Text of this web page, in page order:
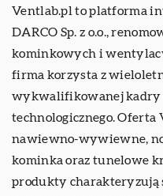
Ventlab.pl to platforma
DARCO Sp. z o.o.,
kominkowych i
firma korzysta z
wykwalifikowanej kadry
technologicznego. Oferta
nawiewno-wywiewne,
kominka oraz tunelowe
produkty charakteryzują